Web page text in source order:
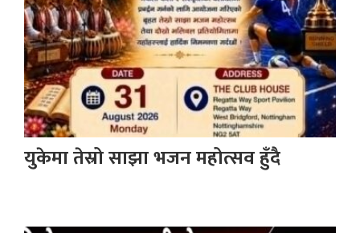
युकेमा तेस्रो साझा भजन महोत्सव हुँदै